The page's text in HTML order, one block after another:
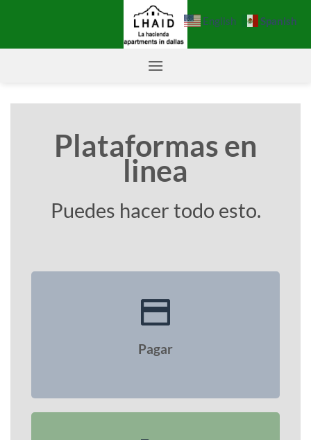
Plataformas en
linea
Puedes hacer todo esto.
Pagar
English Spanish